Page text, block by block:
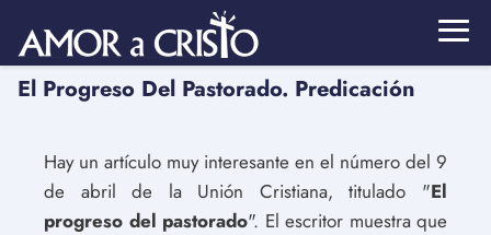
El Progreso Del Pastorado. Predicación
Hay un artículo muy interesante en el número del 9
de abril de la Unión Cristiana, titulado "El
progreso del pastorado". El escritor muestra que